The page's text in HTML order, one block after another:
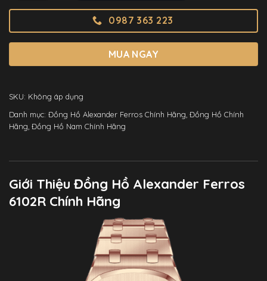
0987 363 223
MUA NGAY
SKU: Không áp dụng
Danh mục: Đồng Hồ Alexander Ferros Chính Hãng, Đồng Hồ Chính
Hãng, Đồng Hồ Nam Chính Hãng
Giới Thiệu Đồng Hồ Alexander Ferros
6102R Chính Hãng